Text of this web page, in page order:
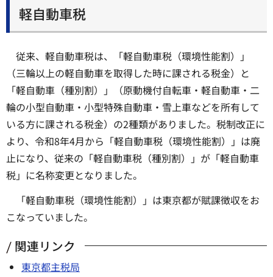
軽自動車税
従来、軽自動車税は、「軽自動車税（環境性能割）」
（三輪以上の軽自動車を取得した時に課される税金）と
「軽自動車（種別割）」（原動機付自転車・軽自動車・二
輪の小型自動車・小型特殊自動車・雪上車などを所有して
いる方に課される税金）の2種類がありました。税制改正に
より、令和8年4月から「軽自動車税（環境性能割）」は廃
止になり、従来の「軽自動車税（種別割）」が「軽自動車
税」に名称変更となりました。
「軽自動車税（環境性能割）」は東京都が賦課徴収をお
こなっていました。
関連リンク
東京都主税局